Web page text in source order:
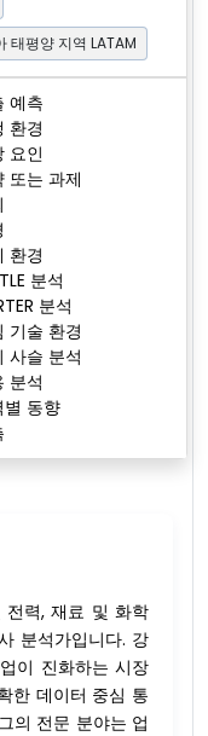
태평양 지역 LATAM
예측
환경
요인
또는 과제
환경
분석
분석
기술 환경
사슬 분석
분석
별 동향
력, 재료 및 화학
분석가입니다. 강
이 진화하는 시장
한 데이터 중심 통
의 전문 분야는 업